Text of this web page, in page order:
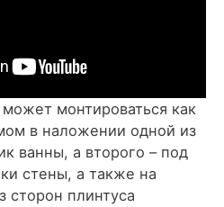
монтироваться как
в наложении одной из
ванны, а второго – под
стены, а также на
сторон плинтуса